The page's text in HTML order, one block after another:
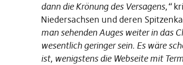
dann die Krönung des Versagens,“
Niedersachsen und deren
man sehenden Auges weiter in das
wesentlich geringer sein. Es wäre
ist, wenigstens die Webseite mit